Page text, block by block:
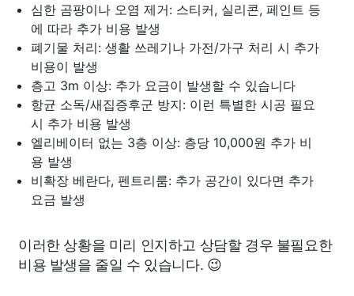
심한 곰팡이나 오염 제거: 스티커, 실리콘, 페인트 등
에 따라 추가 비용 발생
폐기물 처리: 생활 쓰레기나 가전/가구 처리 시 추가
비용이 발생
층고 3m 이상: 추가 요금이 발생할 수 있습니다
항균 소독/새집증후군 방지: 이런 특별한 시공 필요
시 추가 비용 발생
엘리베이터 없는 3층 이상: 층당 10,000원 추가 비
용 발생
비확장 베란다, 펜트리룸: 추가 공간이 있다면 추가
요금 발생
이러한 상황을 미리 인지하고 상담할 경우 불필요한
비용 발생을 줄일 수 있습니다. 😉